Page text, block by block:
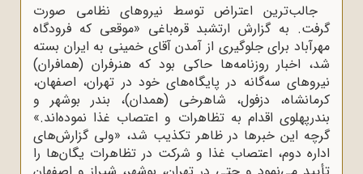
جالب‌ترین‌ اعتراض‌ توسط‌ نیروهای‌ نظامی‌ صورت‌
گرفت‌. به‌ گزارش‌ ارتشبد قره‌باغی «موقعی‌ که‌ فرودگاه‌
مهرآباد برای‌ جلوگیری‌ از آمدن‌ آقای‌ خمینی‌ به‌ ایران‌ بسته
‌شد، اخبار روزنامه‌ها حاکی‌ بود که‌ هنرفران‌ (همافران‌)
نیروهای‌ سه‌گانه‌ در پایگاه‌های ‌خود در تهران‌، اصفهان‌،
کرمانشاه‌، دزفول‌، شاهرخی‌ (همدان‌)، بندر بوشهر و
بندرپهلوی‌ اقدام‌ به‌ تظاهرات‌ و اعتصاب‌ غذا نموده‌اند.»
گرچه‌ این‌ خبرها در ظاهر تکذیب ‌شد، «ولی‌ گزارش‌های‌
اداره‌‌ دوم‌، اعتصاب‌ غذا و شرکت‌ در تظاهرات‌ یگان‌ها را